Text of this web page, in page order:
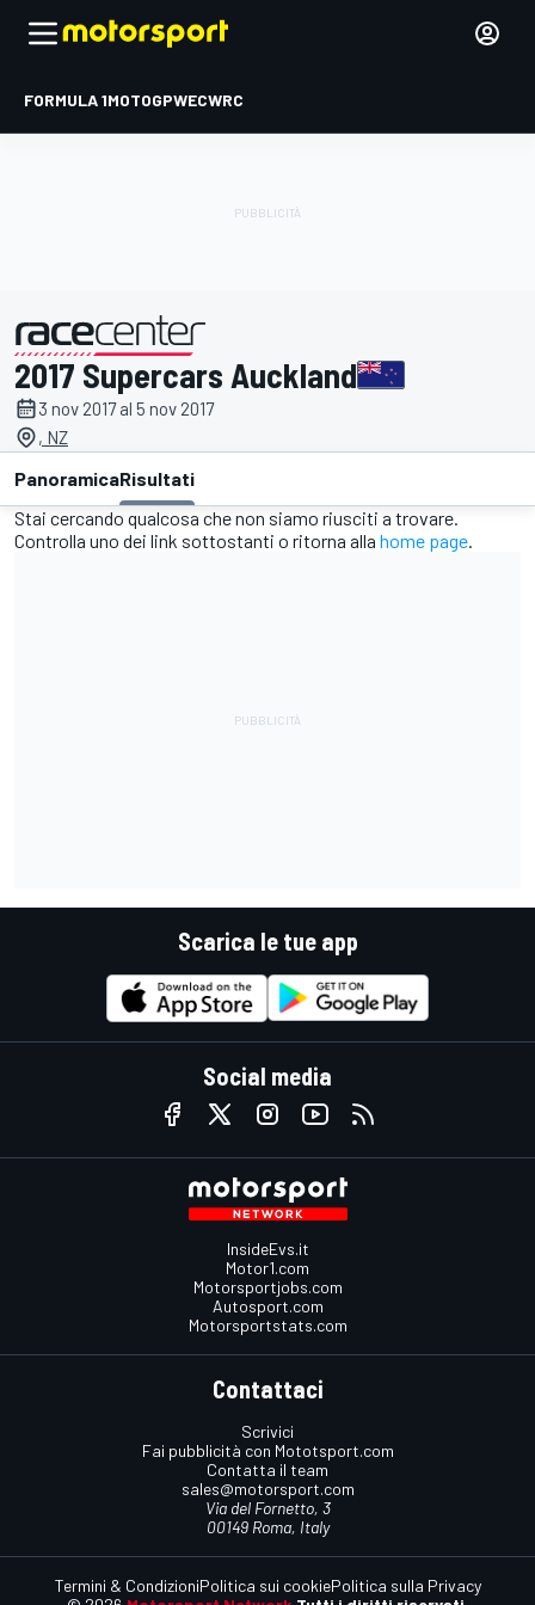
FORMULA 1MOTOGPWECWRC
presentato da
2017 Supercars Auckland
3 nov 2017 al 5 nov 2017
, NZ
PanoramicaRisultati
Stai cercando qualcosa che non siamo riusciti a trovare.
Controlla uno dei link sottostanti o ritorna alla home page.
Scarica le tue app
Social media
InsideEvs.it
Motor1.com
Motorsportjobs.com
Autosport.com
Motorsportstats.com
Contattaci
Scrivici
Fai pubblicità con Mototsport.com
Contatta il team
sales@motorsport.com
Via del Fornetto, 3
00149 Roma, Italy
Termini & CondizioniPolitica sui cookiePolitica sulla Privacy